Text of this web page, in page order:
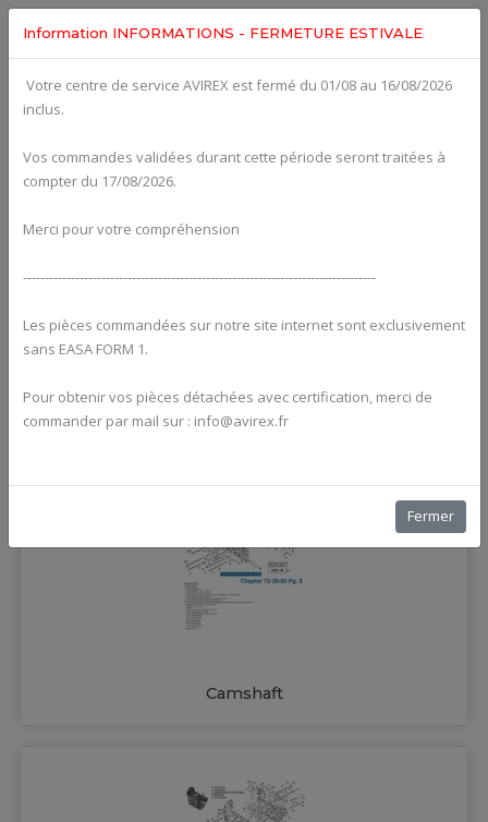
Alternators
Camshaft
Information INFORMATIONS - FERMETURE ESTIVALE
Votre centre de service AVIREX est fermé du 01/08 au 16/08/2026
inclus.
Vos commandes validées durant cette période seront traitées à
compter du 17/08/2026.
Merci pour votre compréhension
---------------------------------------------------------------------------------
Les pièces commandées sur notre site internet sont exclusivement
sans EASA FORM 1.
Pour obtenir vos pièces détachées avec certification, merci de
commander par mail sur : info@avirex.fr
Fermer